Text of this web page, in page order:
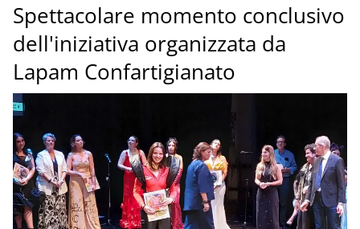
Spettacolare momento conclusivo
dell'iniziativa organizzata da
Lapam Confartigianato